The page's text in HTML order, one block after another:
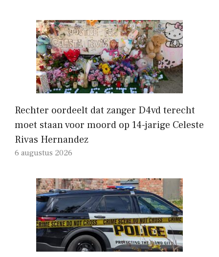
Rechter oordeelt dat zanger D4vd terecht
moet staan ​​voor moord op 14-jarige Celeste
Rivas Hernandez
6 augustus 2026